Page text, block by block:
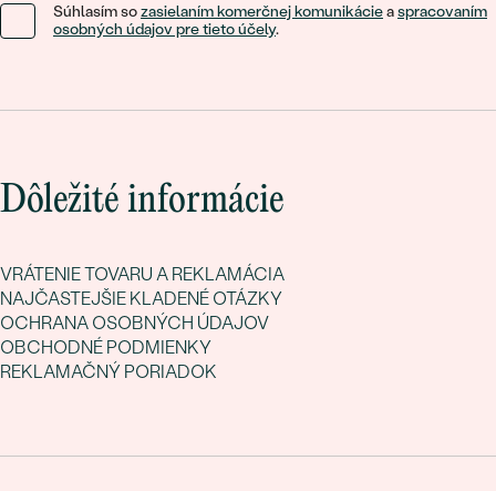
Súhlasím sozasielaním komerčnej komunikácieaspracovaním
osobných údajov pre tieto účely.
Dôležité informácie
VRÁTENIE TOVARU A REKLAMÁCIA
NAJČASTEJŠIE KLADENÉ OTÁZKY
OCHRANA OSOBNÝCH ÚDAJOV
OBCHODNÉ PODMIENKY
REKLAMAČNÝ PORIADOK